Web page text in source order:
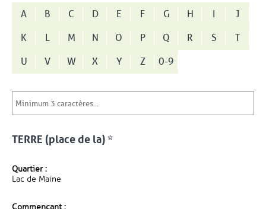
A B C D E F G H I
J
K
L M N O P Q R S
T
U
V W X Y Z 0-9
TERRE (place de la) *
Quartier :
Lac de Maine
Commençant :